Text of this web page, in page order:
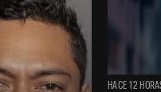
HACE 12